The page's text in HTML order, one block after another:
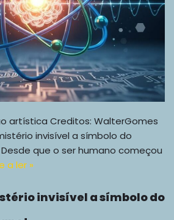
artística Creditos: WalterGomes
invisível a símbolo do
que o ser humano começou
a ler »
invisível a símbolo do